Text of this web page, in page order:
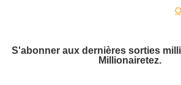
S'abonner aux dernières sorties
Millionairetez.